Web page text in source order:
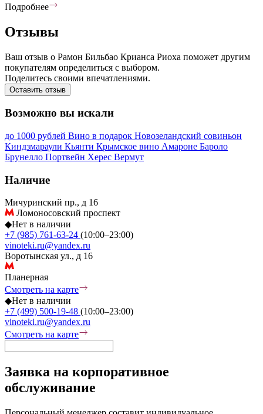
Подробнее
Отзывы
Ваш отзыв о Рамон Бильбао Крианса Риоха поможет другим
покупателям определиться с выбором.
Поделитесь своими впечатлениями.
Оставить отзыв
Возможно вы искали
до 1000 рублей Вино в подарок Новозеландский совиньон
Киндзмараули Кьянти Крымское вино Амароне Бароло
Брунелло Портвейн Херес Вермут
Наличие
Мичуринский пр., д 16
Ломоносовский проспект
◆Нет в наличии
+7 (985) 761-63-24 (10:00–23:00)
vinoteki.ru@yandex.ru
Воротынская ул., д 16
Планерная
Смотреть на карте
◆Нет в наличии
+7 (499) 500-19-48 (10:00–23:00)
vinoteki.ru@yandex.ru
Смотреть на карте
Заявка на корпоративное
обслуживание